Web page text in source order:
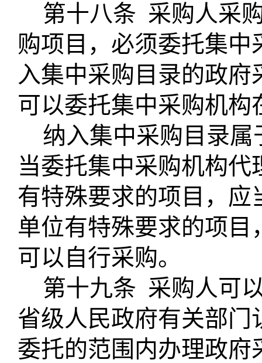
第十八条 采购人采
购项目，必须委托集
入集中采购目录的政
可以委托集中采购机
纳入集中采购目录
当委托集中采购机构
有特殊要求的项目，
单位有特殊要求的项
可以自行采购。
第十九条 采购人可
省级人民政府有关部
委托的范围内办理政